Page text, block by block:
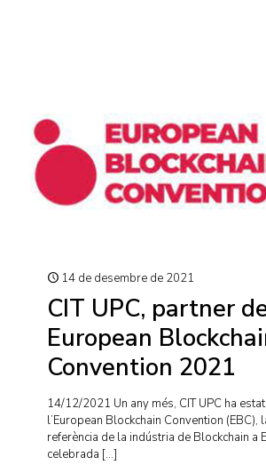
14 de desembre de 2021
CIT UPC, partner
European
Convention 2021
14/12/2021 Un any més, CIT UPC ha
l’European Blockchain Convention (EBC),
referència de la indústria de Blockchain a
celebrada […]